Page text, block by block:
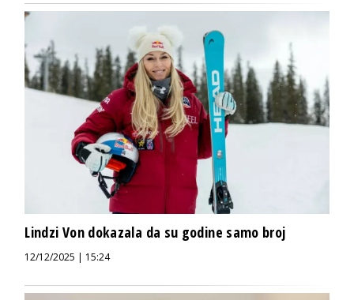
Lindzi Von dokazala da su godine samo broj
12/12/2025 | 15:24